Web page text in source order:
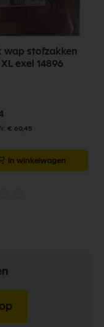
wap stofzakken
turbo XL exel 14896
€ 60,45
In winkelwagen